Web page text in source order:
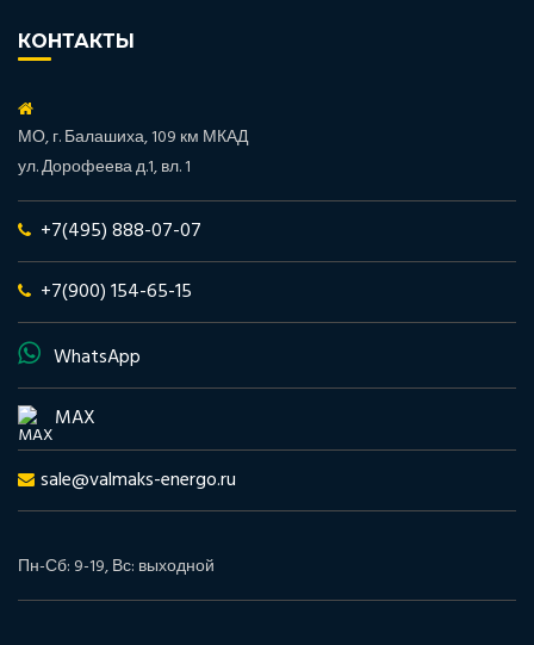
КОНТАКТЫ
МО, г. Балашиха, 109 км МКАД
ул. Дорофеева д.1, вл. 1
+7(495) 888-07-07
+7(900) 154-65-15
WhatsApp
MAX
sale@valmaks-energo.ru
Пн-Сб: 9-19, Вс: выходной